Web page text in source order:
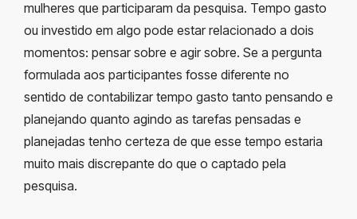
mulheres que participaram da pesquisa. Tempo gasto
ou investido em algo pode estar relacionado a dois
momentos: pensar sobre e agir sobre. Se a pergunta
formulada aos participantes fosse diferente no
sentido de contabilizar tempo gasto tanto pensando e
planejando quanto agindo as tarefas pensadas e
planejadas tenho certeza de que esse tempo estaria
muito mais discrepante do que o captado pela
pesquisa.